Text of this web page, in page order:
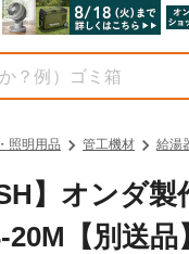
照明用品 管工機材 給湯
】オン
【別送品】